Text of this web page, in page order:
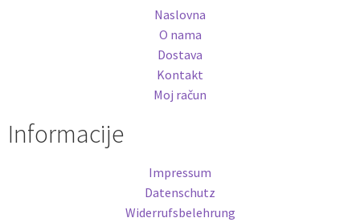
Naslovna
O nama
Dostava
Kontakt
Moj račun
Informacije
Impressum
Datenschutz
Widerrufsbelehrung